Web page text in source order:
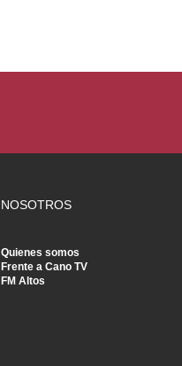
NOSOTROS
Quienes somos
Frente a Cano TV
FM Altos